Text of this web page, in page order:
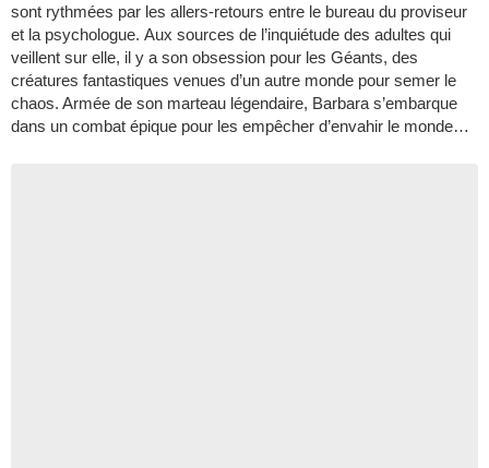
sont rythmées par les allers-retours entre le bureau du proviseur
et la psychologue. Aux sources de l’inquiétude des adultes qui
veillent sur elle, il y a son obsession pour les Géants, des
créatures fantastiques venues d’un autre monde pour semer le
chaos. Armée de son marteau légendaire, Barbara s’embarque
dans un combat épique pour les empêcher d’envahir le monde…